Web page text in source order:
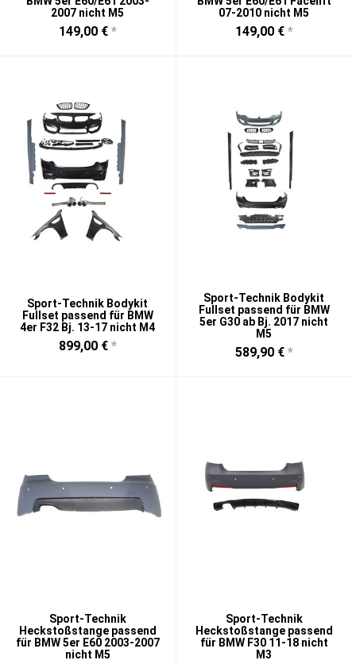
2007 nicht M5
149,00 € *
07-2010 nicht M5
149,00 € *
Sport-Technik Bodykit
Fullset passend für BMW
4er F32 Bj. 13-17 nicht M4
899,00 € *
Sport-Technik Bodykit
Fullset passend für BMW
5er G30 ab Bj. 2017 nicht
M5
589,90 € *
Sport-Technik
Heckstoßstange passend
für BMW 5er E60 2003-2007
nicht M5
Sport-Technik
Heckstoßstange passend
für BMW F30 11-18 nicht
M3